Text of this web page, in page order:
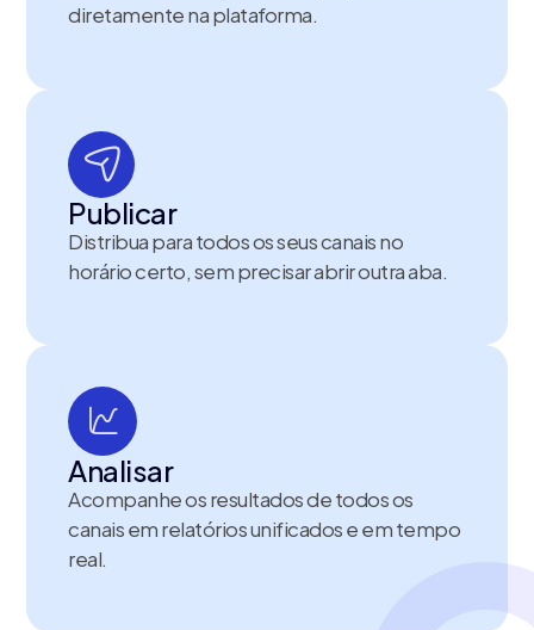
diretamente na plataforma.
Publicar
Distribua para todos os seus canais no
horário certo, sem precisar abrir outra aba.
Analisar
Acompanhe os resultados de todos os
canais em relatórios unificados e em tempo
real.